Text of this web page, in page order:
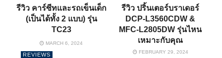
รีวิว คาร์ซีทและรถเข็นเด็ก
(เป็นได้ทั้ง 2 แบบ) รุ่น
TC23
MARCH 6, 2024
รีวิว ปริ้นเตอร์บราเดอร์
DCP-L3560CDW &
MFC-L2805DW รุ่นไหน
เหมาะกับคุณ
FEBRUARY 29, 2024
REVIEWS